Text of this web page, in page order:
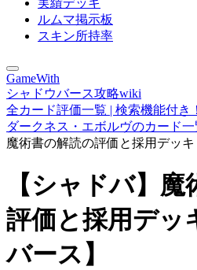
実績デッキ
ルムマ掲示板
スキン所持率
GameWith
シャドウバース攻略wiki
全カード評価一覧 | 検索機能付き！
ダークネス・エボルヴのカード一
魔術書の解読の評価と採用デッキ
【シャドバ】
評価と採用デッ
バース】